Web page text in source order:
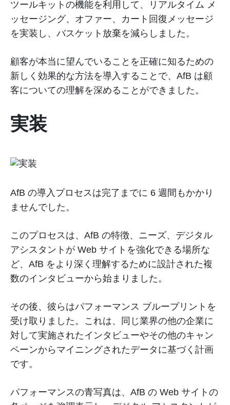
ツールキットの機能を利用して、リアルタイム メ
ッセージング、オファー、カート回復メッセージ
を実装し、バスケット放棄を減らしました。
顧客が本当に望んでいることを正確に知るための
新しく効果的な方法を導入することで、AfB は顧
客についての理解を深めることができました。
実装
AfB の導入プロセスは完了までに 6 週間もかかり
ませんでした。
このプロセスは、AfB の特徴、ニーズ、デジタル
アシスタントが Web サイトを強化できる場所な
ど、AfB をより深く理解するために設計された複
数のインタビューから始まりました。
その後、彼らはパフォーマンス ブループリントを
受け取りました。これは、同じ業界の他の企業に
対して実施されたインタビューやその他のキャン
ペーンからマイニングされたデータに基づく計画
です。
パフォーマンスの青写真は、AfB の Web サイトの